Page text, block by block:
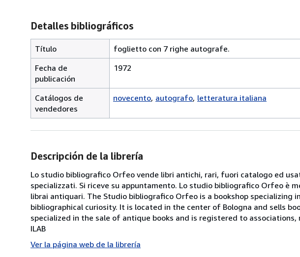
Detalles bibliográficos
Título
foglietto con 7 righe autografe.
Fecha de
publicación
1972
Catálogos de
vendedores
novecento autografo letteratura italiana
Descripción de la librería
Lo studio bibliografico Orfeo vende libri antichi, rari, fuori catalogo ed
specializzati. Si riceve su appuntamento. Lo studio bibliografico Orfeo è
librai antiquari. The Studio bibliografico Orfeo is a bookshop specializing
bibliographical curiosity. It is located in the center of Bologna and sells
specialized in the sale of antique books and is registered to
ILAB
Ver la página web de la librería